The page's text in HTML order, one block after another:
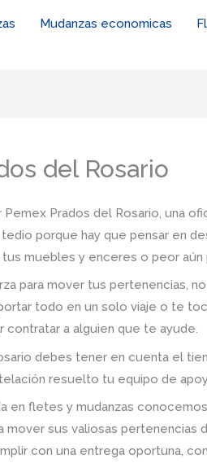
Mudanzas economicas
del Rosario
Prados del Rosario, una
porque hay que pensar en
muebles y enceres o peor aún
para mover tus pertenencias,
todo en un solo viaje o te
a alguien que te ayude.
debes tener en cuenta el
resuelto tu equipo de
en fletes y mudanzas
sus valiosas
con una entrega oportuna,